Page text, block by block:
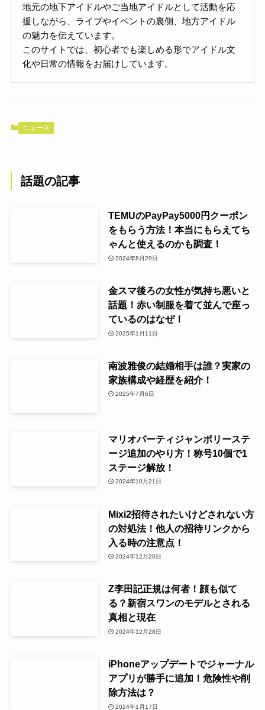
地元の地下アイドルやご当地アイドルとして活動を応
援しながら、ライブやイベントの裏側、地方アイドル
の魅力を伝えています。
このサイトでは、初心者でも楽しめる形でアイドル文
化や日常の情報をお届けしています。
ニュース
話題の記事
TEMUのPayPay5000円クーポン
をもらう方法！本当にもらえてち
ゃんと使えるのかも調査！
2024年8月29日
金スマ後ろの女性が気持ち悪いと
話題！赤い制服を着て並んで座っ
ているのはなぜ！
2025年1月11日
南波雅俊の結婚相手は誰？実家の
家族構成や経歴を紹介！
2025年7月6日
マリオパーティジャンボリーステ
ージ追加のやり方！称号10個で1
ステージ解放！
2024年10月21日
Mixi2招待されたいけどされない方
の対処法！他人の招待リンクから
入る時の注意点！
2024年12月20日
Z李田記正規は何者！顔も似て
る？新宿スワンのモデルとされる
真相と現在
2024年12月28日
iPhoneアップデートでジャーナル
アプリが勝手に追加！危険性や削
除方法は？
2024年1月17日